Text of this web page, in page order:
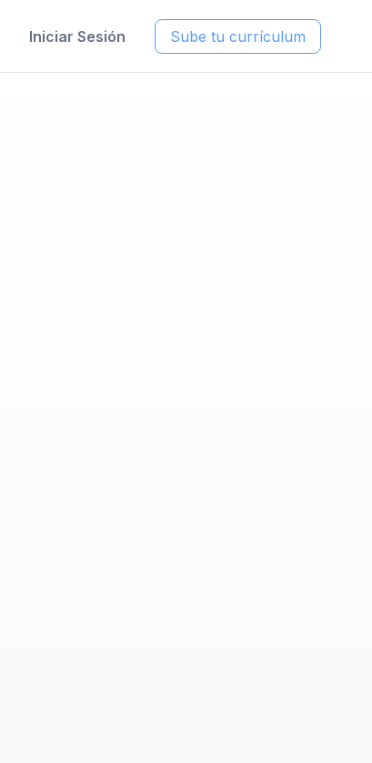
Iniciar Sesión Sube tu currículum